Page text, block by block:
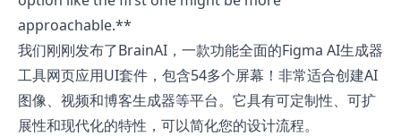
approachable.**
我们刚刚发布了BrainAI，一款功能全面的Figma AI生成器
工具网页应用UI套件，包含54多个屏幕！非常适合创建AI
图像、视频和博客生成器等平台。它具有可定制性、可扩
展性和现代化的特性，可以简化您的设计流程。